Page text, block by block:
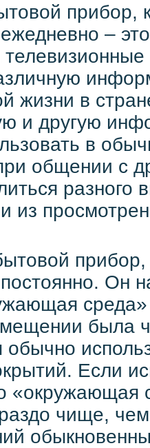
прибор,
–
жизни в
и другую
в
общении с
разного
из
Он
среда»
была
Если
«окружающая
чище,